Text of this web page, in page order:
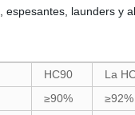
espesantes, launders y
HC90 La
≥90% ≥92%